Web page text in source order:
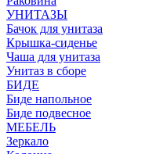
УНИТАЗЫ
Бачок для унитаза
Крышка-сиденье
Чаша для унитаза
Унитаз в сборе
БИДЕ
Биде напольное
Биде подвесное
МЕБЕЛЬ
Зеркало